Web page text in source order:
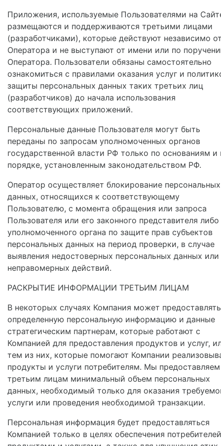
Приложения, используемые Пользователями на
размещаются и поддерживаются третьими лицами
(разработчиками), которые действуют независимо
Оператора и не выступают от имени или по
Оператора. Пользователи обязаны самостоятельно
ознакомиться с правилами оказания услуг и
защиты персональных данных таких третьих лиц
(разработчиков) до начала использования
соответствующих приложений.
Персональные данные Пользователя могут быть
переданы по запросам уполномоченных органов
государственной власти РФ только по основаниям и
порядке, установленным законодательством РФ.
Оператор осуществляет блокирование персональных
данных, относящихся к соответствующему
Пользователю, с момента обращения или запроса
Пользователя или его законного представителя либо
уполномоченного органа по защите прав субъектов
персональных данных на период проверки, в случае
выявления недостоверных персональных данных или
неправомерных действий.
РАСКРЫТИЕ ИНФОРМАЦИИ ТРЕТЬИМ ЛИЦАМ
В некоторых случаях Компания может предоставлять
определенную персональную информацию и данные
стратегическим партнерам, которые работают с
Компанией для предоставления продуктов и услуг,
тем из них, которые помогают Компании
продукты и услуги потребителям. Мы предоставляем
третьим лицам минимальный объем персональных
данных, необходимый только для оказания
услуги или проведения необходимой транзакции.
Персональная информация будет предоставляться
Компанией только в целях обеспечения потребителей